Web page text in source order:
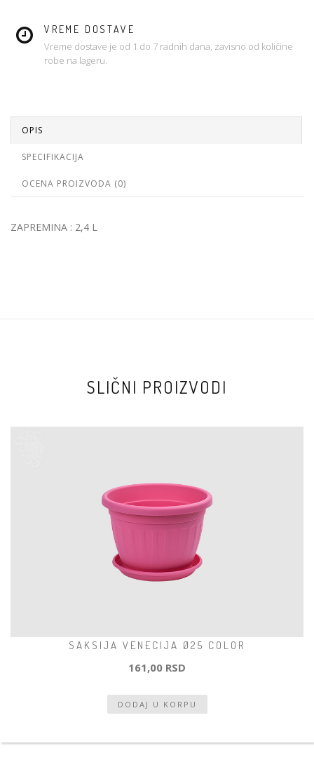
VREME DOSTAVE
Vreme dostave je od 1 do 7 radnih dana, zavisno od količine
robe na lageru.
OPIS
SPECIFIKACIJA
OCENA PROIZVODA (0)
ZAPREMINA : 2,4 L
SLIČNI PROIZVODI
SAKSIJA VENECIJA Ø25 COLOR
161,00 RSD